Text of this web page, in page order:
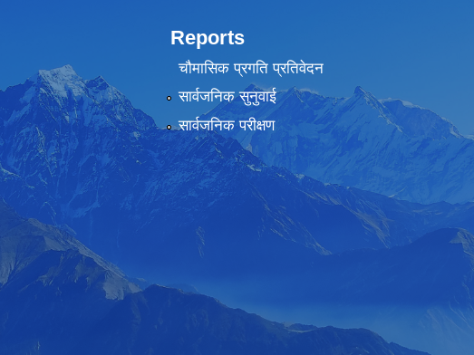
Reports
चौमासिक प्रगति प्रतिवेदन
सार्वजनिक सुनुवाई
सार्वजनिक परीक्षण